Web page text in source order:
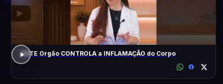
ESTE Orgão CONTROLA a INFLAMAÇÃO do Corpo